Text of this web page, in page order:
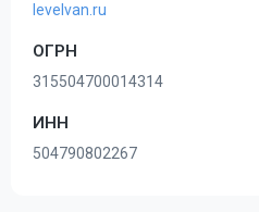
levelvan.ru
ОГРН
315504700014314
ИНН
504790802267